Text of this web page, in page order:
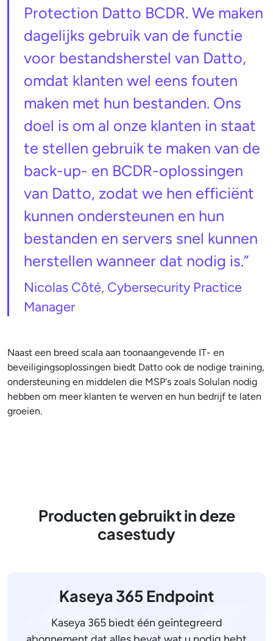
Protection Datto BCDR. We maken
dagelijks gebruik van de functie
voor bestandsherstel van Datto,
omdat klanten wel eens fouten
maken met hun bestanden. Ons
doel is om al onze klanten in staat
te stellen gebruik te maken van de
back-up- en BCDR-oplossingen
van Datto, zodat we hen efficiënt
kunnen ondersteunen en hun
bestanden en servers snel kunnen
herstellen wanneer dat nodig is.”
Nicolas Côté, Cybersecurity Practice
Manager
Naast een breed scala aan toonaangevende IT- en
beveiligingsoplossingen biedt Datto ook de nodige training,
ondersteuning en middelen die MSP's zoals Solulan nodig
hebben om meer klanten te werven en hun bedrijf te laten
groeien.
Producten gebruikt in deze
casestudy
Kaseya 365 Endpoint
Kaseya 365 biedt één geïntegreerd